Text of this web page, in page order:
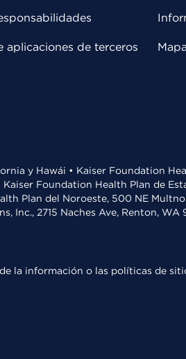
aplicaciones de terceros
y Hawái • Kaiser Foundation
Foundation Health Plan de
Plan del Noroeste, 500 NE
Inc., 2715 Naches Ave, Renton, WA
la información o las políticas de